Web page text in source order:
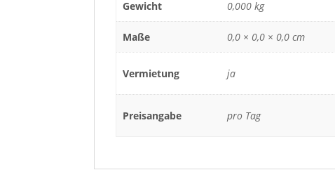
Gewicht 0,000 kg
Maße 0,0 × 0,0 × 0,0 cm
Vermietung ja
Preisangabe pro Tag